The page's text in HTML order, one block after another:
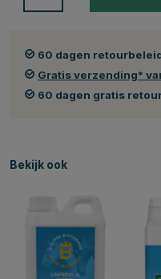
60 dagen
Gratis verzending*
60 dagen gratis
Bekijk ook